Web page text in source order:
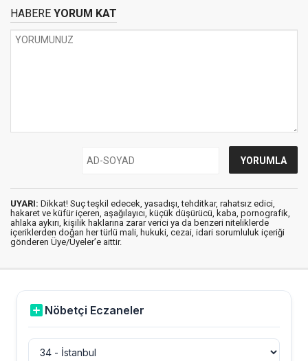
HABERE YORUM KAT
UYARI: Dikkat! Suç teşkil edecek, yasadışı, tehditkar, rahatsız edici,
hakaret ve küfür içeren, aşağılayıcı, küçük düşürücü, kaba, pornografik,
ahlaka aykırı, kişilik haklarına zarar verici ya da benzeri niteliklerde
içeriklerden doğan her türlü mali, hukuki, cezai, idari sorumluluk içeriği
gönderen Üye/Üyeler’e aittir.